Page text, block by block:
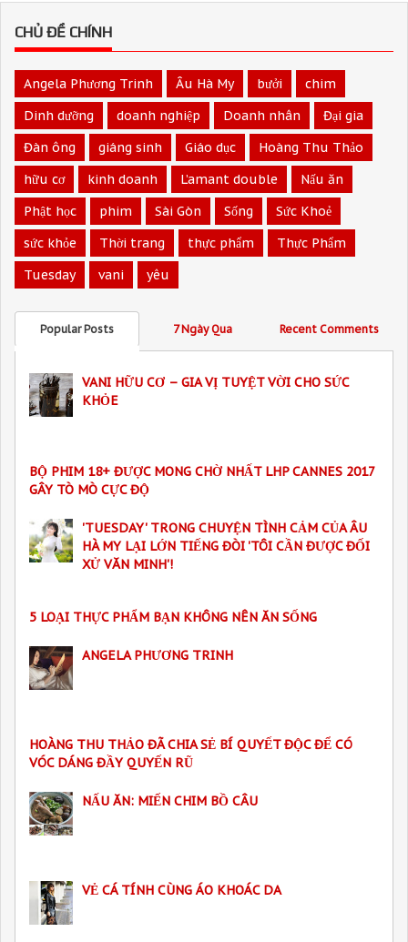
CHỦ ĐỀ CHÍNH
Angela Phương Trinh Âu Hà My bưởi
chim
Dinh dưỡng
doanh nghiệp Doanh nhân
Đại gia
Đàn ông
giáng sinh Giáo dục
Hoàng Thu Thảo
hữu cơ
kinh doanh L’amant double
Nấu ăn
Phật học
phim Sài Gòn Sống
Sức Khoẻ
sức khỏe
Thời trang thực phẩm
Thực Phẩm
Tuesday
vani yêu
Popular Posts 7 Ngày Qua Recent Comments
VANI HỮU CƠ – GIA VỊ TUYỆT VỜI CHO SỨC
KHỎE
BỘ PHIM 18+ ĐƯỢC MONG CHỜ NHẤT LHP CANNES 2017
GÂY TÒ MÒ CỰC ĐỘ
'TUESDAY' TRONG CHUYỆN TÌNH CẢM CỦA ÂU
HÀ MY LẠI LỚN TIẾNG ĐÒI 'TÔI CẦN ĐƯỢC ĐỐI
XỬ VĂN MINH'!
5 LOẠI THỰC PHẨM BẠN KHÔNG NÊN ĂN SỐNG
ANGELA PHƯƠNG TRINH
HOÀNG THU THẢO ĐÃ CHIA SẺ BÍ QUYẾT ĐỘC ĐỂ CÓ
VÓC DÁNG ĐẦY QUYẾN RŨ
NẤU ĂN: MIẾN CHIM BỒ CÂU
VẺ CÁ TÍNH CÙNG ÁO KHOÁC DA